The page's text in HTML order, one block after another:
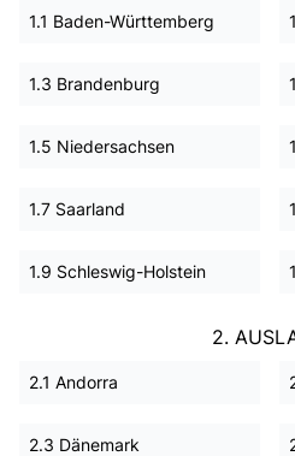
1.1 Baden-Württemberg
1.3 Brandenburg
1.5 Niedersachsen
1.7 Saarland
1.9 Schleswig-Holstein
2.
2.1 Andorra
2.3 Dänemark